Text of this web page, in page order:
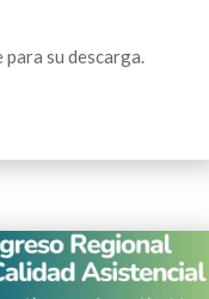
para su descarga.